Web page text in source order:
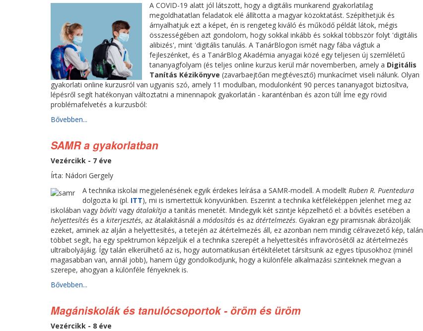
A COVID-19 alatt jól látszott, hogy a digitális munkarend gyakorlatilag
megoldhatatlan feladatok elé állította a magyar közoktatást. Szépíthetjük és
árnyalhatjuk ezt a képet, én is rengeteg kiváló és működő példát látok, mégis
összességében azt gondolom, hogy sokkal inkább és sokkal többször folyt 'digitális
alibizés', mint 'digitális tanulás. A TanárBlogon ismét nagy fába vágtuk a
fejleszénket, és a TanárBlog Akadémia anyagai közé egy teljesen új szemléletű
tananyagfolyam (és teljes online kurzus kerül már novemberben, amely a Digitális
Tanítás Kézikönyve (zavarbaejtőan megtévesztő) munkacímet viseli nálunk. Olyan
gyakorlati online kurzusról van ugyanis szó, amely 11 modulban, modulonként 90 perces tananyagot biztosítva,
lépésről segít hatékonyan változtatni a minennapok gyakorlatán - karanténban és azon túl! Íme egy rövid
problémafelvetés a kurzusból:
Bővebben...
SAMR a gyakorlatban
Vezércikk - 7 éve
Írta: Nádori Gergely
A technika iskolai megjelenésének egyik érdekes leírása a SAMR-modell. A modellt Ruben R. Puentedura
dolgozta ki (pl. ITT), mi is ismertettük könyvünkben. Eszerint a technika kétféleképpen jelenhet meg az
iskolában vagy bővíti vagy átalakítja a tanítás menetét. Mindegyik két szintje képzelhető el: a bővítés esetében a
helyettesítés és a kiterjesztés, az átalakításnál a módosítás és az átértelmezés. Gyakran egy piramisnak ábrázolják
ezeket, aminek az alján a helyettesítés, a tetején az átértelmezés áll, ez azonban nem mindig célravezető kép, talán
többet segít, ha egy spektrumon képzeljük el a technika szerepét a helyettesítés infravörösétől az átértelmezés
ultraibolyájáig. Így talán elkerülhető az is, hogy automatikusan értékítéletet társítsunk az egyes típusokhoz (minél
magasabban van, annál jobb), hanem úgy gondolkodjunk, hogy a különféle alkalmazási szinteknek megvan a
szerepe, ahogyan a különféle fényeknek is.
Bővebben...
Magániskolák és tanulócsoportok - öröm és üröm
Vezércikk - 8 éve